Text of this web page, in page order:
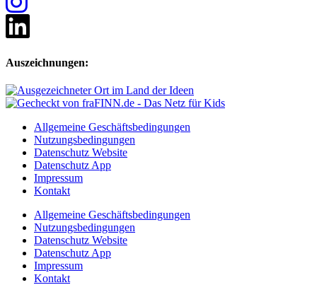
Auszeichnungen:
Allgemeine Geschäftsbedingungen
Nutzungsbedingungen
Datenschutz Website
Datenschutz App
Impressum
Kontakt
Allgemeine Geschäftsbedingungen
Nutzungsbedingungen
Datenschutz Website
Datenschutz App
Impressum
Kontakt